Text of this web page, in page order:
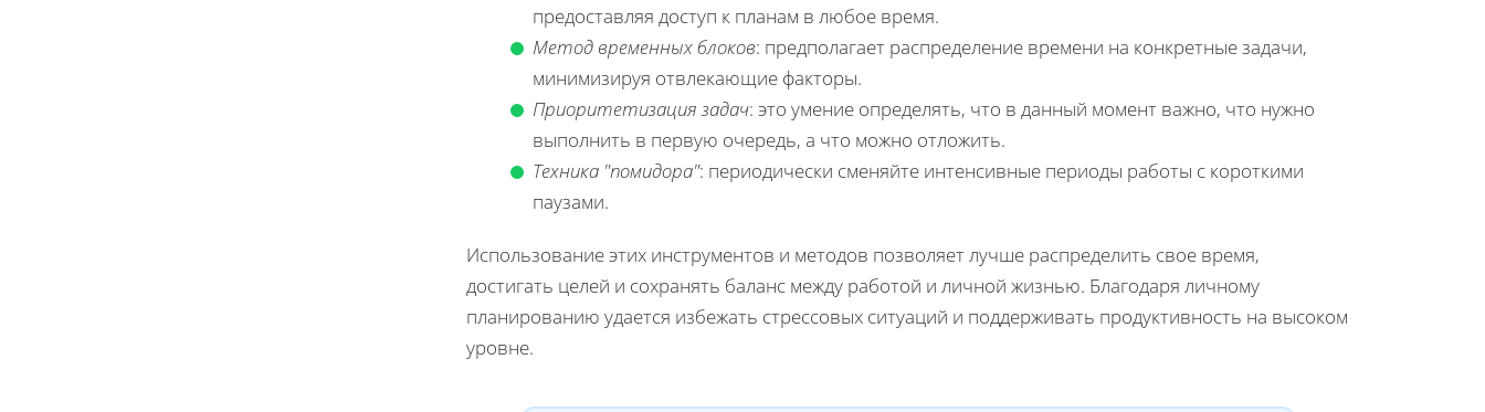
предоставляя доступ к планам в любое время.
Метод временных блоков: предполагает распределение времени на конкретные задачи,
минимизируя отвлекающие факторы.
Приоритетизация задач: это умение определять, что в данный момент важно, что нужно
выполнить в первую очередь, а что можно отложить.
Техника "помидора": периодически сменяйте интенсивные периоды работы с короткими
паузами.
Использование этих инструментов и методов позволяет лучше распределить свое время,
достигать целей и сохранять баланс между работой и личной жизнью. Благодаря личному
планированию удается избежать стрессовых ситуаций и поддерживать продуктивность на высоком
уровне.